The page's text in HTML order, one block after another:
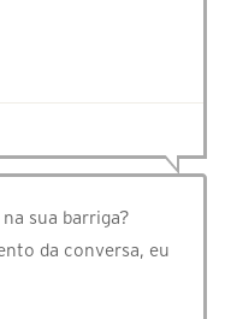
sua barriga?
da conversa, eu